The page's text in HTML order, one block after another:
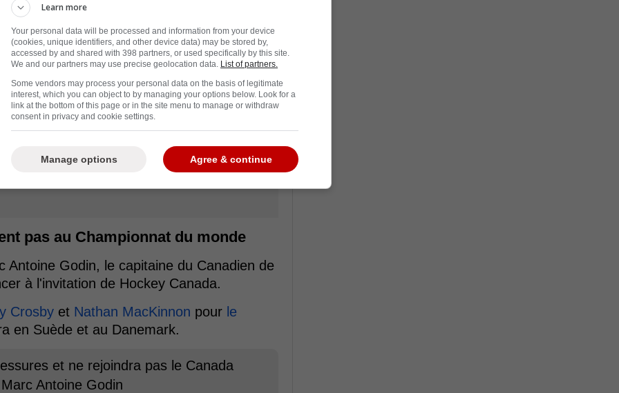
pas au Championnat du monde
Godin, le capitaine du Canadien de
à l'invitation de Hockey Canada.
Crosby et Nathan MacKinnon pour le
en Suède et au Danemark.
et ne rejoindra pas le Canada
Antoine Godin
Learn more
Your personal data will be processed and information from your device
(cookies, unique identifiers, and other device data) may be stored by,
accessed by and shared with 398 partners, or used specifically by this site.
We and our partners may use precise geolocation data. List of partners.
Some vendors may process your personal data on the basis of legitimate
interest, which you can object to by managing your options below. Look for a
link at the bottom of this page or in the site menu to manage or withdraw
consent in privacy and cookie settings.
Agree & continue
Manage options